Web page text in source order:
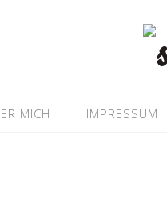
MICH IMPRESSUM